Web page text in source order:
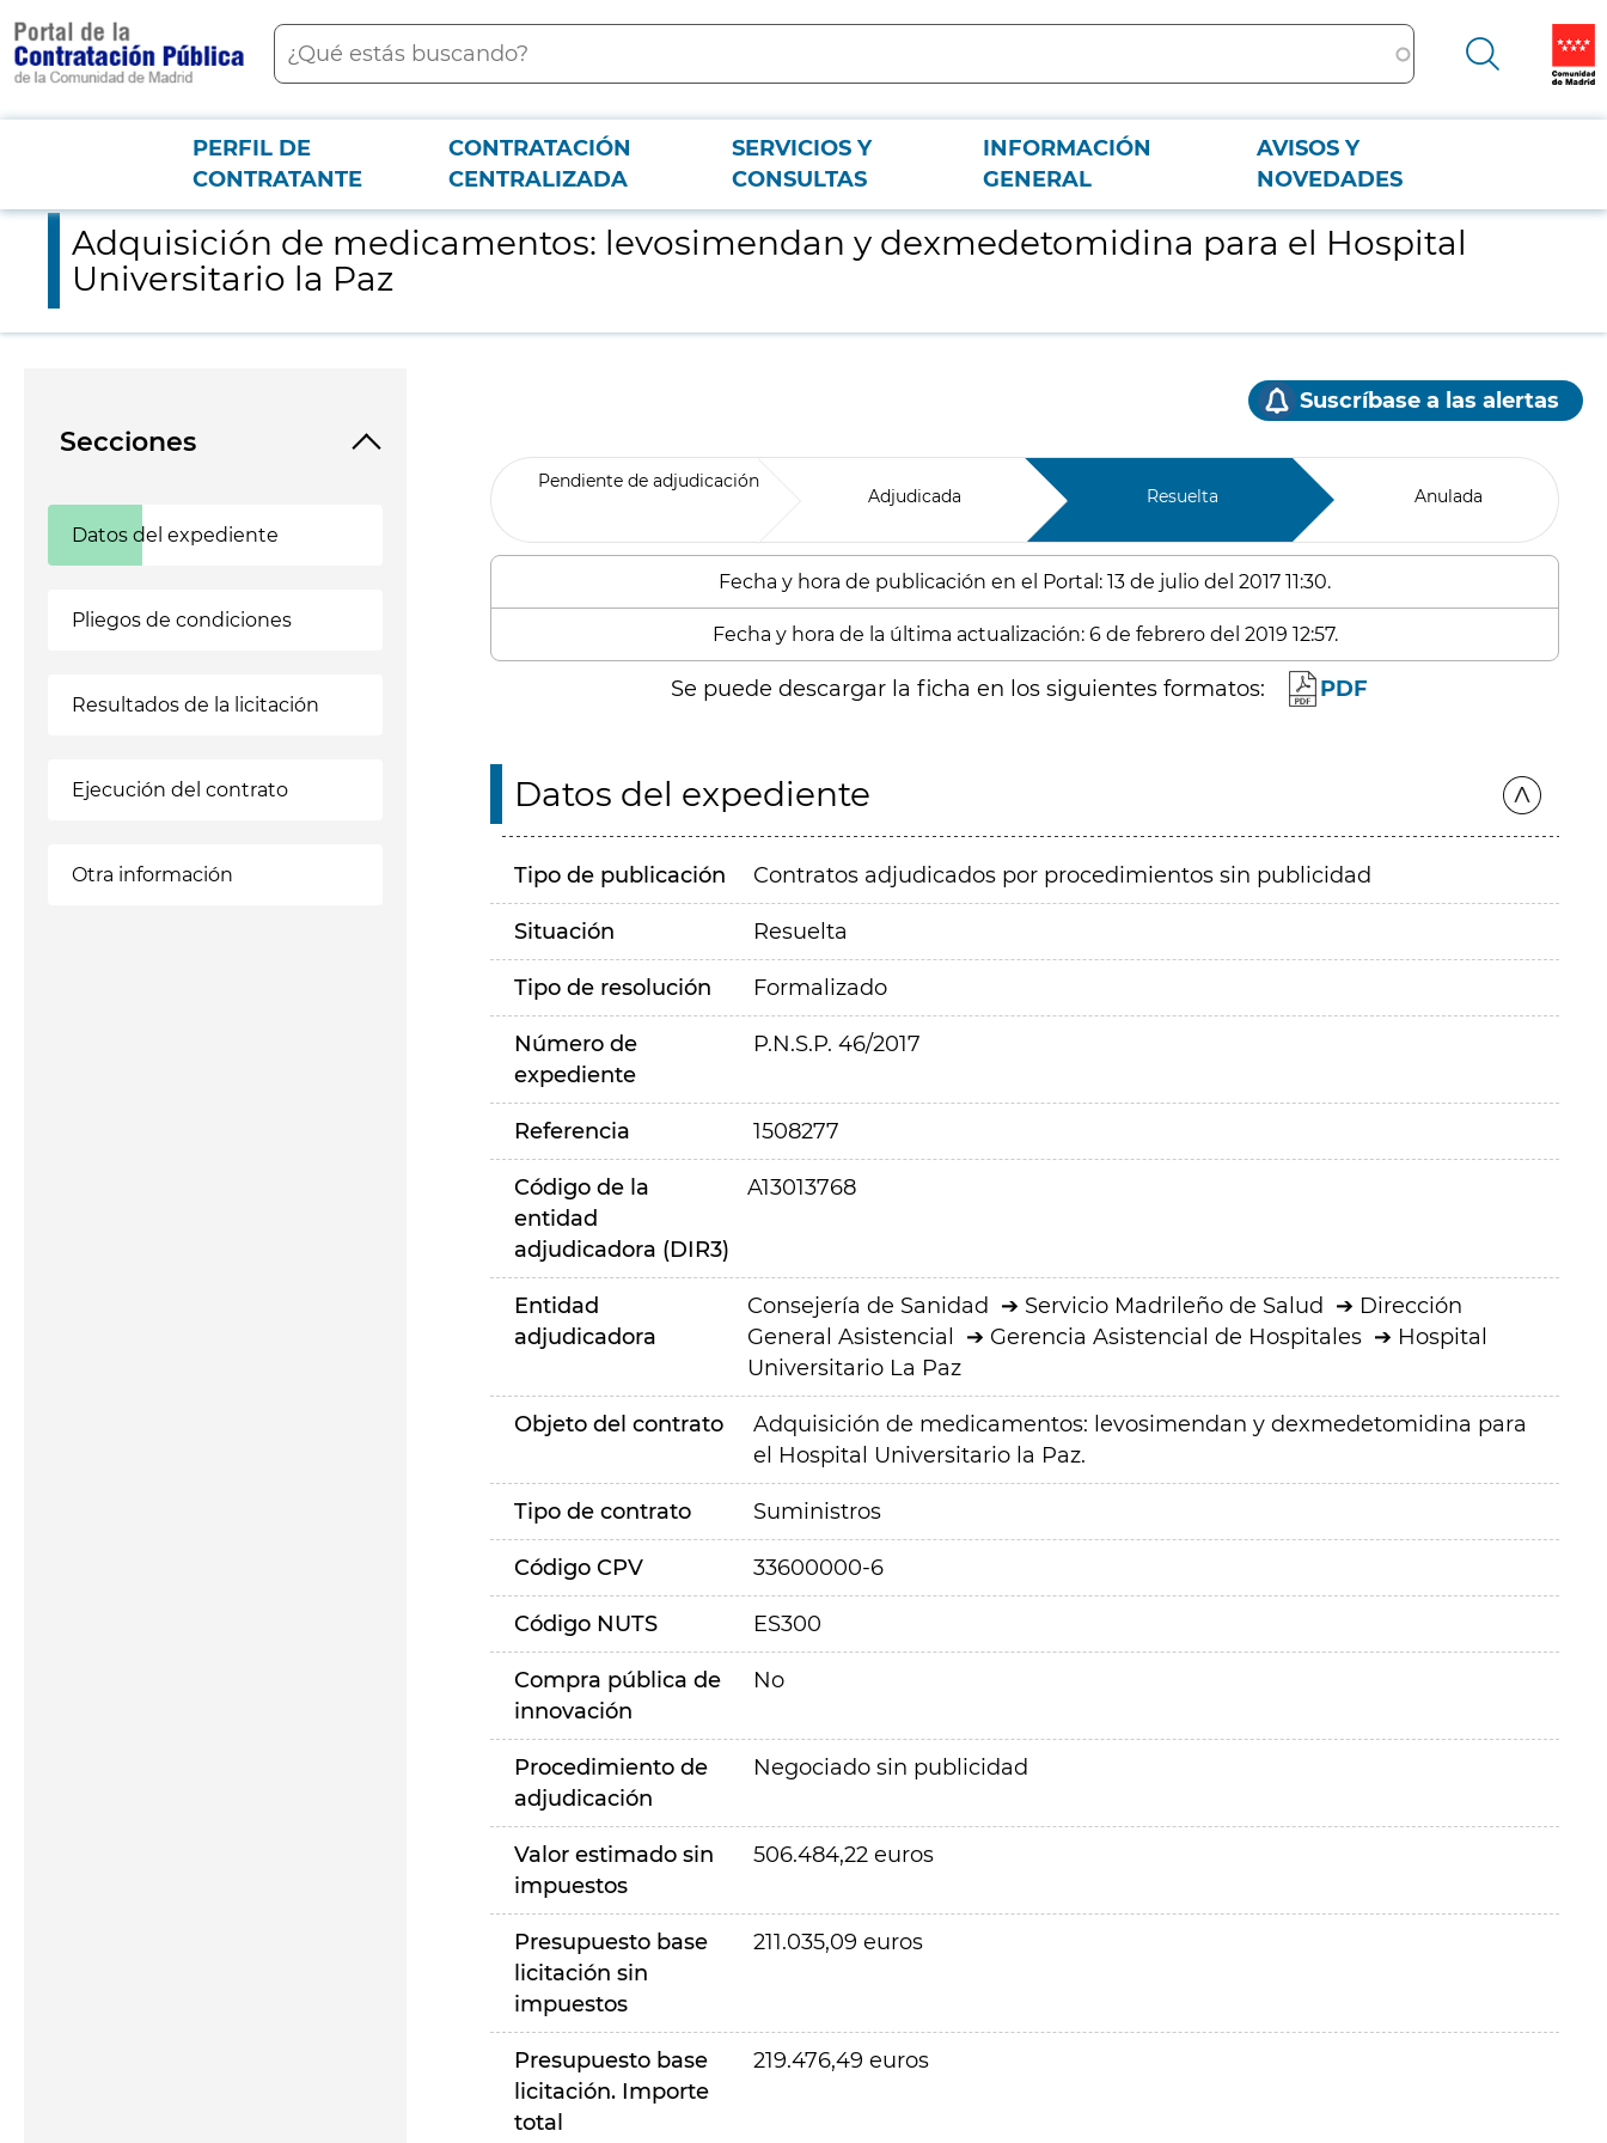
contenido
principal
Buscar
Menú PCON
PERFIL DE
CONTRATANTE
CONTRATACIÓN
CENTRALIZADA
SERVICIOS Y
CONSULTAS
INFORMACIÓN
GENERAL
AVISOS Y
NOVEDADES
Adquisición de medicamentos: levosimendan y dexmedetomidina para el Hospital Universitario la Paz
Adquisición de medicamentos: levosimendan y dexmedetomidina para el Hospital
Universitario la Paz
Secciones
Datos del expediente
Pliegos de condiciones
Resultados de la licitación
Ejecución del contrato
Otra información
Suscríbase a las alertas
Pendiente de adjudicación
Adjudicada Resuelta Anulada
Fecha y hora de publicación en el Portal: 13 de julio del 2017 11:30.
Fecha y hora de la última actualización: 6 de febrero del 2019 12:57.
Se puede descargar la ficha en los siguientes formatos: PDF
Datos del expediente
Tipo de publicación Contratos adjudicados por procedimientos sin publicidad
Situación Resuelta
Tipo de resolución Formalizado
Número de
expediente
P.N.S.P. 46/2017
Referencia 1508277
Código de la
entidad
adjudicadora (DIR3)
A13013768
Entidad
adjudicadora
Consejería de Sanidad Servicio Madrileño de Salud
Dirección
General Asistencial
Gerencia Asistencial de Hospitales
Hospital
Universitario La Paz
Objeto del contrato
Adquisición de medicamentos: levosimendan y dexmedetomidina para
el Hospital Universitario la Paz.
Tipo de contrato Suministros
Código CPV 33600000-6
Código NUTS ES300
Compra pública de
innovación
No
Procedimiento de
adjudicación
Negociado sin publicidad
Valor estimado sin
impuestos
506.484,22 euros
Presupuesto base
licitación sin
impuestos
211.035,09 euros
Presupuesto base
licitación. Importe
total
219.476,49 euros